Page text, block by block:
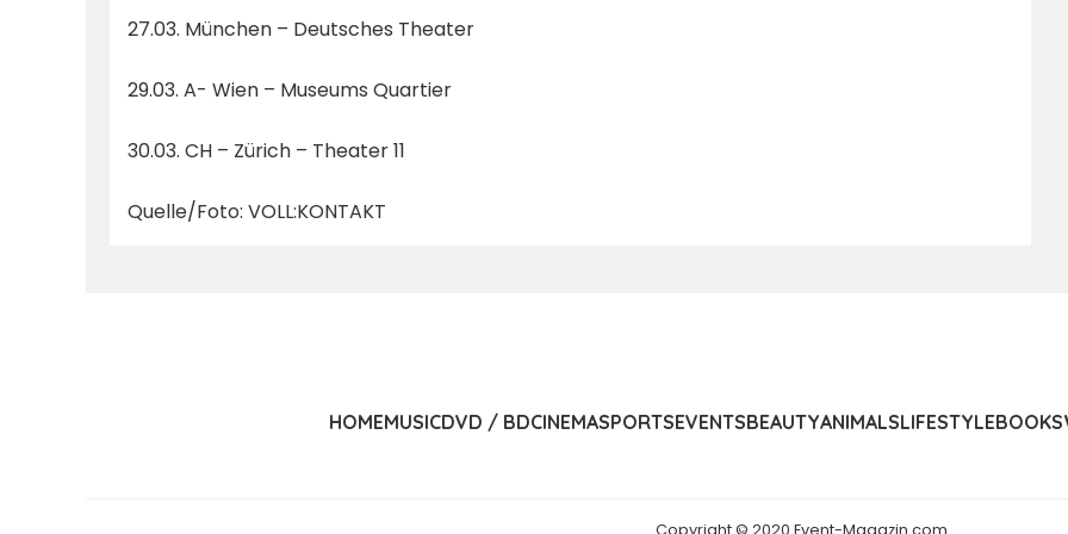
27.03. München – Deutsches Theater
29.03. A- Wien – Museums Quartier
30.03. CH – Zürich – Theater 11
Quelle/Foto: VOLL:KONTAKT
HOMEMUSICDVD / BDCINEMASPORTSEVENTSBEAUTYANIMALSLIFESTYLEBOOKS
Copyright © 2020 Event-Magazin.com